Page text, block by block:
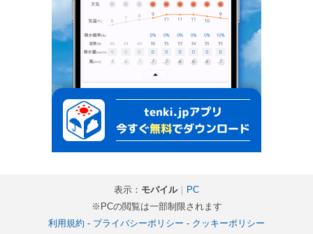
表示： モバイル｜ PC
※PCの閲覧は一部制限されます
利用規約 - プライバシーポリシー - クッキーポリシー